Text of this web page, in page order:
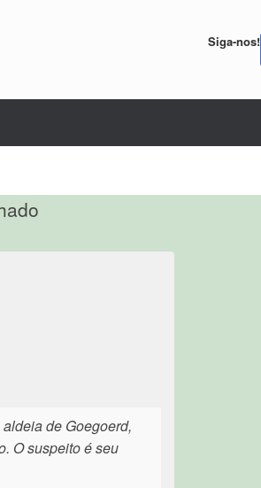
Siga-nos!
de Goegoerd,
O suspeito é seu